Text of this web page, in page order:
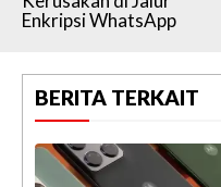
Enkripsi WhatsApp
BERITA TERKAIT